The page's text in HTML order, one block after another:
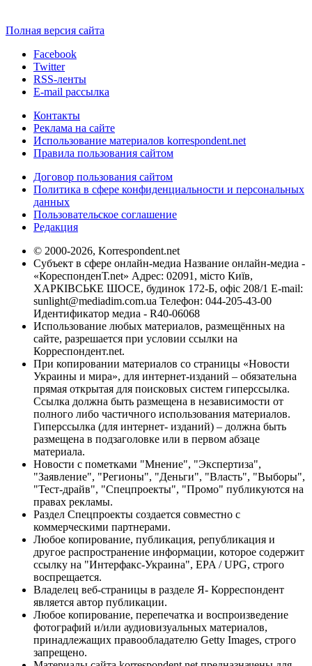
Полная версия сайта
Facebook
Twitter
RSS-ленты
E-mail рассылка
Контакты
Реклама на сайте
Использование материалов korrespondent.net
Правила пользования сайтом
Договор пользования сайтом
Политика в сфере конфиденциальности и персональных
данных
Пользовательское соглашение
Редакция
© 2000-2026, Korrespondent.net
Субъект в сфере онлайн-медиа Название онлайн-медиа -
«КореспонденТ.net» Адрес: 02091, місто Київ,
ХАРКІВСЬКЕ ШОСЕ, будинок 172-Б, офіс 208/1 E-mail:
sunlight@mediadim.com.ua Телефон: 044-205-43-00
Идентификатор медиа - R40-06068
Использование любых материалов, размещённых на
сайте, разрешается при условии ссылки на
Корреспондент.net.
При копировании материалов со страницы «Новости
Украины и мира», для интернет-изданий – обязательна
прямая открытая для поисковых систем гиперссылка.
Ссылка должна быть размещена в независимости от
полного либо частичного использования материалов.
Гиперссылка (для интернет- изданий) – должна быть
размещена в подзаголовке или в первом абзаце
материала.
Новости с пометками "Мнение", "Экспертиза",
"Заявление", "Регионы", "Деньги", "Власть", "Выборы",
"Тест-драйв", "Спецпроекты", "Промо" публикуются на
правах рекламы.
Раздел Спецпроекты создается совместно с
коммерческими партнерами.
Любое копирование, публикация, републикация и
другое распространение информации, которое содержит
ссылку на "Интерфакс-Украина", EPA / UPG, строго
воспрещается.
Владелец веб-страницы в разделе Я- Корреспондент
является автор публикации.
Любое копирование, перепечатка и воспроизведение
фотографий и/или аудиовизуальных материалов,
принадлежащих правообладателю Getty Images, строго
запрещено.